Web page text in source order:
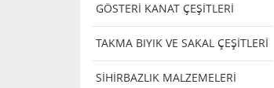
GÖSTERİ KANAT ÇEŞİTLERİ
TAKMA BIYIK VE SAKAL ÇEŞİTLERİ
SİHİRBAZLIK MALZEMELERİ